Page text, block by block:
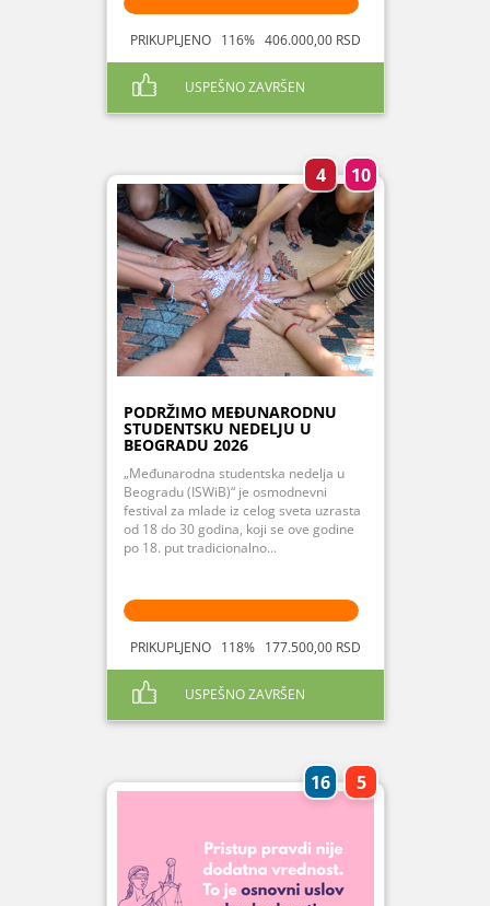
PRIKUPLJENO 116% 406.000,00 RSD
USPEŠNO ZAVRŠEN
4 10
PODRŽIMO MEĐUNARODNU
STUDENTSKU NEDELJU U
BEOGRADU 2026
„Međunarodna studentska nedelja u
Beogradu (ISWiB)“ je osmodnevni
festival za mlade iz celog sveta uzrasta
od 18 do 30 godina, koji se ove godine
po 18. put tradicionalno...
PRIKUPLJENO 118% 177.500,00 RSD
USPEŠNO ZAVRŠEN
16 5